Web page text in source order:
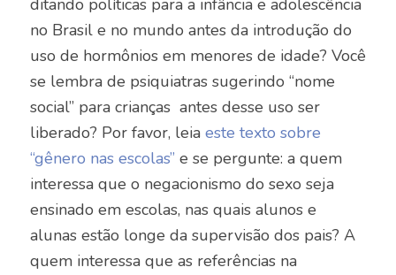
ditando políticas para a infância e adolescência
no Brasil e no mundo antes da introdução do
uso de hormônios em menores de idade? Você
se lembra de psiquiatras sugerindo “nome
social” para crianças antes desse uso ser
liberado? Por favor, leia este texto sobre
“gênero nas escolas” e se pergunte: a quem
interessa que o negacionismo do sexo seja
ensinado em escolas, nas quais alunos e
alunas estão longe da supervisão dos pais? A
quem interessa que as referências na